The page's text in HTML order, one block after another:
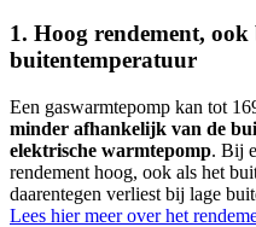
1. Hoog rendement, ook
buitentemperatuur
Een gaswarmtepomp kan tot
minder afhankelijk van de
elektrische warmtepomp. Bij
rendement hoog, ook als het
daarentegen verliest bij lage
Lees hier meer over het